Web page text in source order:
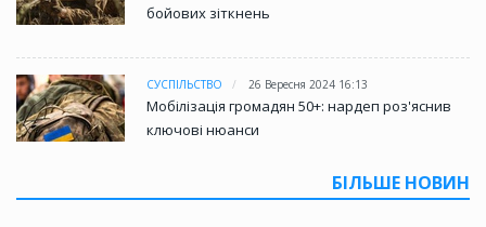
бойових зіткнень
СУСПІЛЬСТВО 26 Вересня 2024 16:13
Мобілізація громадян 50+: нардеп роз'яснив
ключові нюанси
БІЛЬШЕ НОВИН